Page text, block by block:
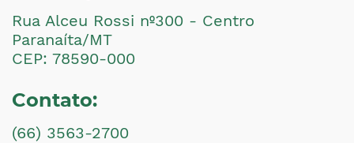
Rua Alceu Rossi nº300 - Centro
Paranaíta/MT
CEP: 78590-000
Contato:
(66) 3563-2700